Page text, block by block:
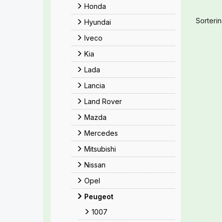
Honda
Hyundai
Iveco
Kia
Lada
Lancia
Land Rover
Mazda
Mercedes
Mitsubishi
Nissan
Opel
Peugeot
1007